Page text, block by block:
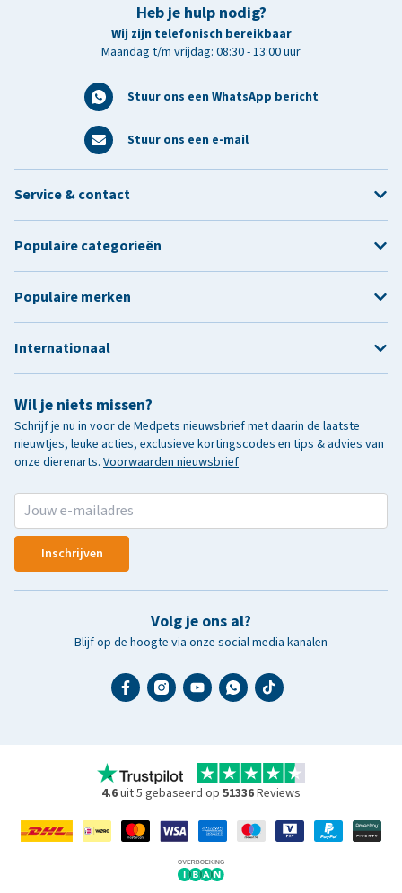
Heb je hulp nodig?
Wij zijn telefonisch bereikbaar
Maandag t/m vrijdag: 08:30 - 13:00 uur
Stuur ons een WhatsApp bericht
Stuur ons een e-mail
Wil je niets missen?
Schrijf je nu in voor de Medpets nieuwsbrief met daarin de laatste
nieuwtjes, leuke acties, exclusieve kortingscodes en tips & advies van
onze dierenarts. Voorwaarden nieuwsbrief
Inschrijven
Volg je ons al?
Blijf op de hoogte via onze social media kanalen
Service & contact
Populaire categorieën
Populaire merken
Internationaal
4.6uit 5 gebaseerd op 51336Reviews